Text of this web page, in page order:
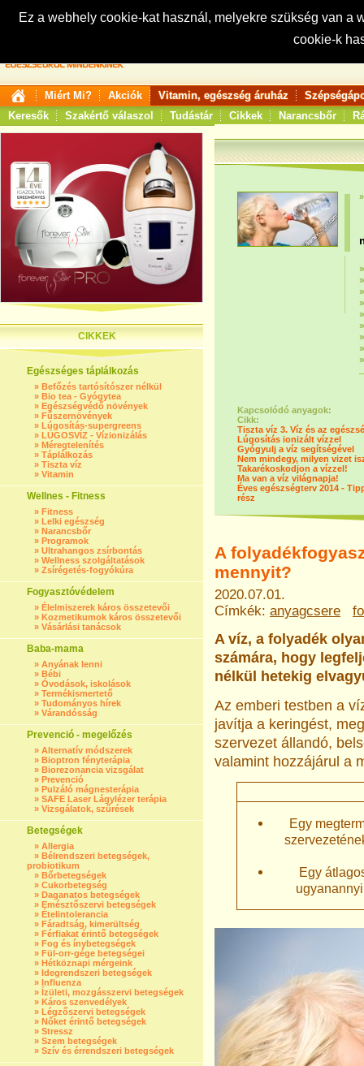
Ez a webhely cookie-kat használ, melyekre szükség van
cookie-k
Keresés:
Miért Mi? Akciók Vitamin, egészség áruház
Keresők
Szakértő válaszol Tudástár Cikkek Narancsbőr
CIKKEK
Egészséges táplálkozás
» Befőzés tartósítószer nélkül
» Bio tea - Gyógytea
» Egészségvédő növények
» Fűszernövények
» Lúgosítás-supergreens
» LÚGOSVÍZ - Vízionizálás
» Méregtelenítés
» Táplálkozás
» Tiszta víz
» Vitamin
Wellnes - Fitness
» Fitness
» Lelki egészség
» Narancsbőr
» Programok
» Ultrahangos zsírbontás
» Wellness szolgáltatások
» Zsírégetés-fogyókúra
Fogyasztóvédelem
» Élelmiszerek káros összetevői
» Kozmetikumok káros összetevői
» Vásárlási tanácsok
Baba-mama
» Anyának lenni
» Bébi
» Óvodások, iskolások
» Termékismertető
» Tudományos hírek
» Várandósság
Prevenció - megelőzés
» Alternatív módszerek
» Bioptron fényterápia
» Biorezonancia vizsgálat
» Prevenció
» Pulzáló mágnesterápia
» SAFE Laser Lágylézer terápia
» Vizsgálatok, szűrések
Betegségek
» Allergia
» Bélrendszeri betegségek,
probiotikum
» Bőrbetegségek
» Cukorbetegség
» Daganatos betegségek
» Emésztőszervi betegségek
» Ételintolerancia
» Fáradtság, kimerültség
» Férfiakat érintő betegségek
» Fog és ínybetegségek
» Fül-orr-gége betegségei
» Hétköznapi mérgeink
» Idegrendszeri betegségek
» Influenza
» Ízületi, mozgásszervi betegségek
» Káros szenvedélyek
» Légzőszervi betegségek
» Nőket érintő betegségek
» Stressz
» Szem betegségek
» Szív és érrendszeri betegségek
Kapcsolódó anyagok:
Cikk:
Tiszta víz 3. Víz és az
Lúgosítás ionizált vízzel
Gyógyulj a víz segítségével
Nem mindegy, milyen vizet
Takarékoskodjon a vízzel!
Ma van a víz világnapja!
Éves egészségterv 2014 -
rész
A
mennyit?
2020.07.01.
Címkék: anyagcsere
A víz, a folyadék
számára, hogy
nélkül hetekig
Az emberi testben a
javítja a keringést,
szervezet állandó,
valamint hozzájárul a
Egy
Egy